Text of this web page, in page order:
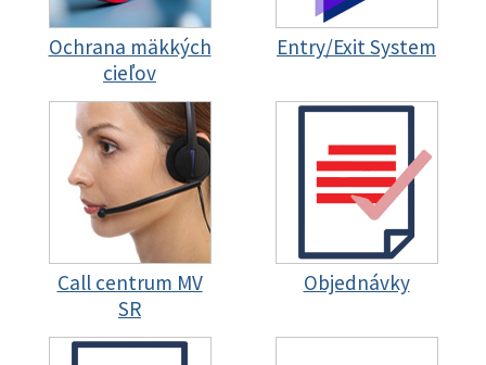
Ochrana mäkkých
cieľov
Entry/Exit System
Call centrum MV
SR
Objednávky